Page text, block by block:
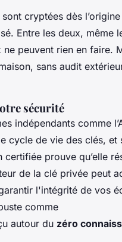
cryptées dès
Entre les deux, même
peuvent rien en faire.
sans audit
sécurité
indépendants comme
cycle de vie des clés, et
certifiée prouve qu’elle
de la clé privée peut
l'intégrité de vos
comme
autour du zéro